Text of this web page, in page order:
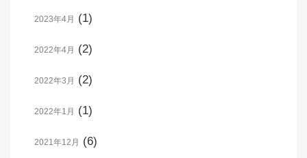
2023年4月 (1)
2022年4月 (2)
2022年3月 (2)
2022年1月 (1)
2021年12月 (6)